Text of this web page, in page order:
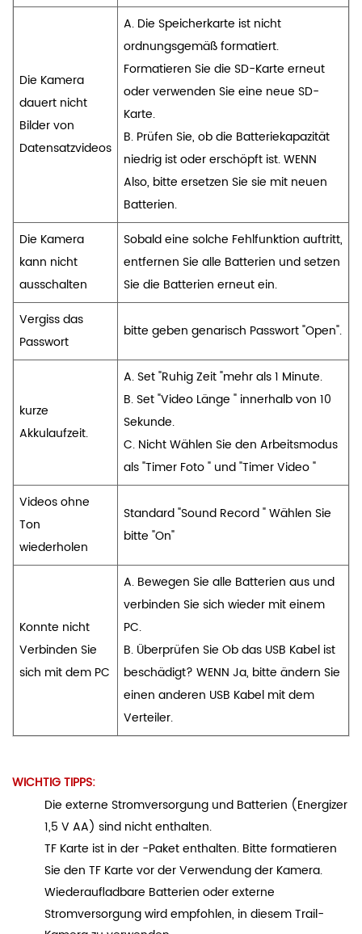
Die Kamera
dauert nicht
Bilder von
Datensatzvideos
A. Die Speicherkarte ist nicht
ordnungsgemäß formatiert.
Formatieren Sie die SD-Karte erneut
oder verwenden Sie eine neue SD-
Karte.
B. Prüfen Sie, ob die Batteriekapazität
niedrig ist oder erschöpft ist. WENN
Also, bitte ersetzen Sie sie mit neuen
Batterien.
Die Kamera
kann nicht
ausschalten
Sobald eine solche Fehlfunktion auftritt,
entfernen Sie alle Batterien und setzen
Sie die Batterien erneut ein.
Vergiss das
Passwort
bitte geben genarisch Passwort "Open".
kurze
Akkulaufzeit.
A. Set "Ruhig Zeit "mehr als 1 Minute.
B. Set "Video Länge " innerhalb von 10
Sekunde.
C. Nicht Wählen Sie den Arbeitsmodus
als "Timer Foto " und "Timer Video "
Videos ohne
Ton
wiederholen
Standard "Sound Record " Wählen Sie
bitte "On"
Konnte nicht
Verbinden Sie
sich mit dem PC
A. Bewegen Sie alle Batterien aus und
verbinden Sie sich wieder mit einem
PC.
B. Überprüfen Sie Ob das USB Kabel ist
beschädigt? WENN Ja, bitte ändern Sie
einen anderen USB Kabel mit dem
Verteiler.
WICHTIG TIPPS:
Die externe Stromversorgung und Batterien (Energizer
1,5 V AA) sind nicht enthalten.
TF Karte ist in der -Paket enthalten. Bitte formatieren
Sie den TF Karte vor der Verwendung der Kamera.
Wiederaufladbare Batterien oder externe
Stromversorgung wird empfohlen, in diesem Trail-